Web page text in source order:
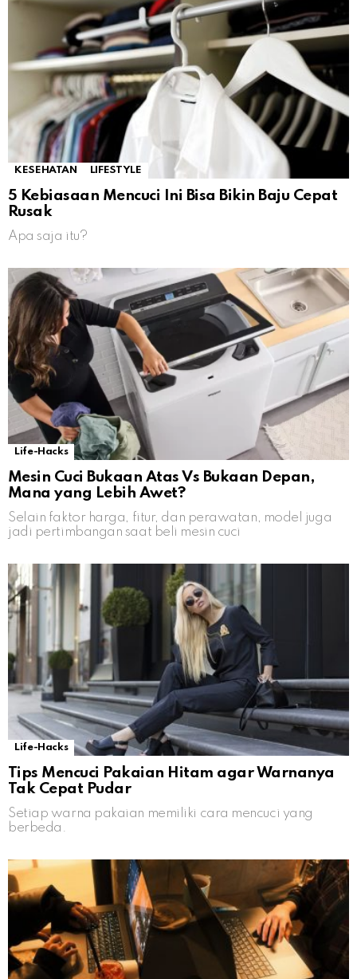
KESEHATAN LIFESTYLE
5 Kebiasaan Mencuci Ini Bisa Bikin Baju Cepat
Rusak
Apa saja itu?
Life-Hacks
Mesin Cuci Bukaan Atas Vs Bukaan Depan,
Mana yang Lebih Awet?
Selain faktor harga, fitur, dan perawatan, model juga
jadi pertimbangan saat beli mesin cuci
Life-Hacks
Tips Mencuci Pakaian Hitam agar Warnanya
Tak Cepat Pudar
Setiap warna pakaian memiliki cara mencuci yang
berbeda.